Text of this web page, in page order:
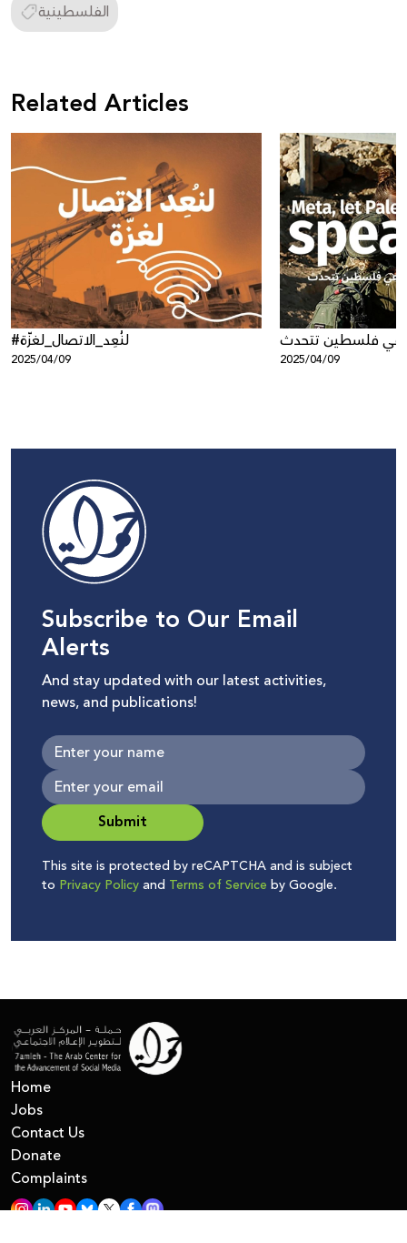
الفلسطينية
Related Articles
#لنُعِد_الاتصال_لغزّة
2025/04/09
دعي فلسطين تتحدث
2025/04/09
Subscribe to Our Email
Alerts
And stay updated with our latest activities,
news, and publications!
Submit
This site is protected by reCAPTCHA and is subject
to Privacy Policyand Terms of Service by Google.
Home
Jobs
Contact Us
Donate
Complaints